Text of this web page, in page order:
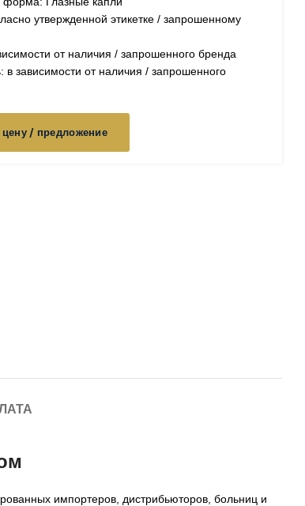
утвержденной этикетке / запрошенному
от наличия / запрошенного бренда
в зависимости от наличия / запрошенного
цену / предложение
импортеров, дистрибьюторов, больниц и